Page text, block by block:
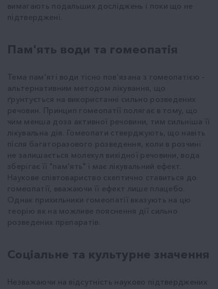
вимагають подальших досліджень і поки що не
підтверджені.
Пам'ять води та гомеопатія
Тема пам'яті води тісно пов'язана з гомеопатією –
альтернативним методом лікування, що
ґрунтується на використанні сильно розведених
речовин. Принцип гомеопатії полягає в тому, що
чим менша доза активної речовини, тим сильніша її
лікувальна дія. Гомеопати стверджують, що навіть
після багаторазового розведення, коли в розчині
не залишається молекул вихідної речовини, вода
зберігає її "пам'ять" і має лікувальний ефект.
Наукове співтовариство скептично ставиться до
гомеопатії, вважаючи її ефект лише плацебо.
Однак прихильники гомеопатії вказують на цю
теорію як на можливе пояснення дії сильно
розведених препаратів.
Соціальне та культурне значення
Незважаючи на відсутність науково підтверджених